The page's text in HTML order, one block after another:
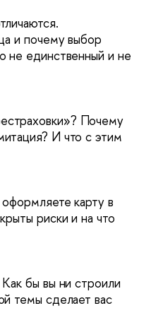
и почему выбор
не единственный и не
Почему
И что с этим
карту в
риски и на что
бы вы ни строили
темы сделает вас